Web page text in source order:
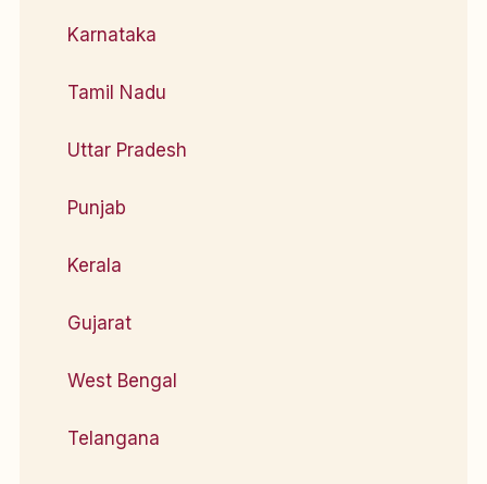
Karnataka
Tamil Nadu
Uttar Pradesh
Punjab
Kerala
Gujarat
West Bengal
Telangana